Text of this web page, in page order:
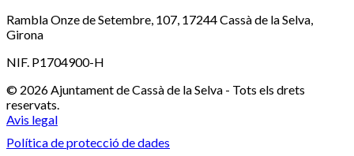
Rambla Onze de Setembre, 107, 17244 Cassà de la Selva,
Girona
NIF. P1704900-H
© 2026 Ajuntament de Cassà de la Selva - Tots els drets
reservats.
Avis legal
Política de protecció de dades